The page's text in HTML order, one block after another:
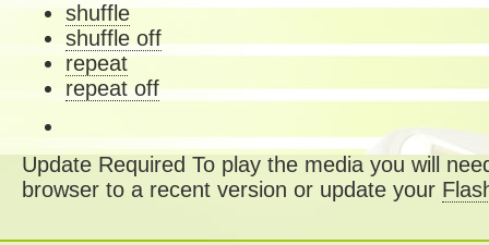
shuffle
shuffle off
repeat
repeat off
Update Required To play the media you will
browser to a recent version or update your